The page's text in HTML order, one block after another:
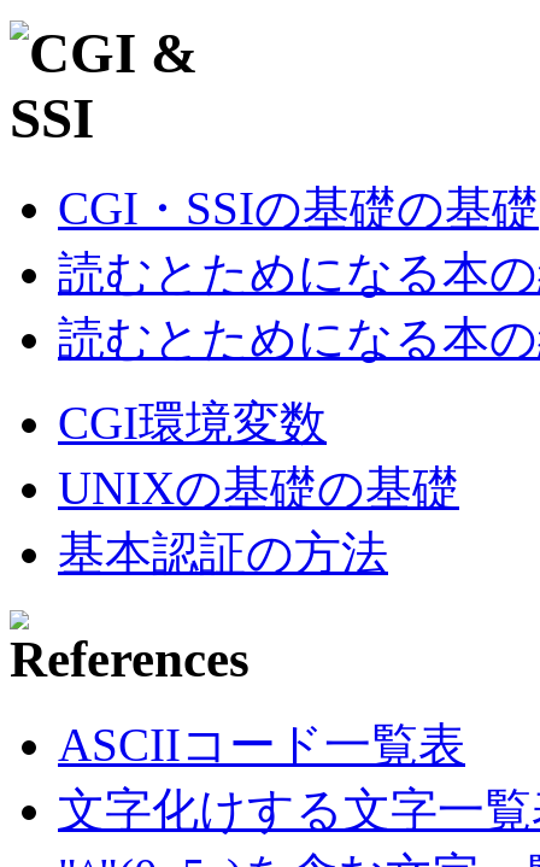
CGI・SSIの基礎の基礎
読むとためになる本
読むとためになる本
CGI環境変数
UNIXの基礎の基礎
基本認証の方法
ASCIIコード一覧表
文字化けする文字一